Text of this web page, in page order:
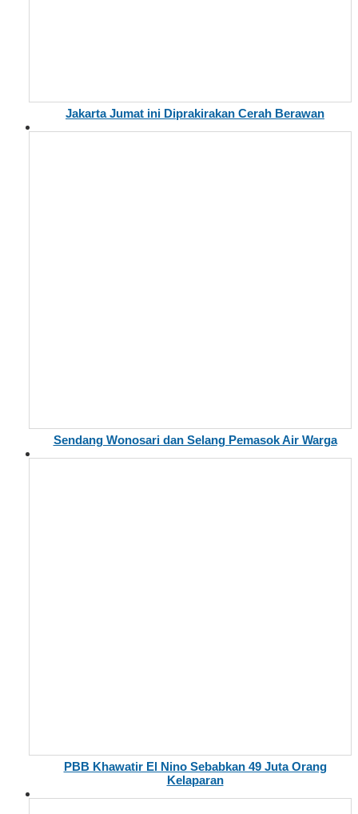
Jakarta Jumat ini Diprakirakan Cerah Berawan
Sendang Wonosari dan Selang Pemasok Air Warga
PBB Khawatir El Nino Sebabkan 49 Juta Orang
Kelaparan